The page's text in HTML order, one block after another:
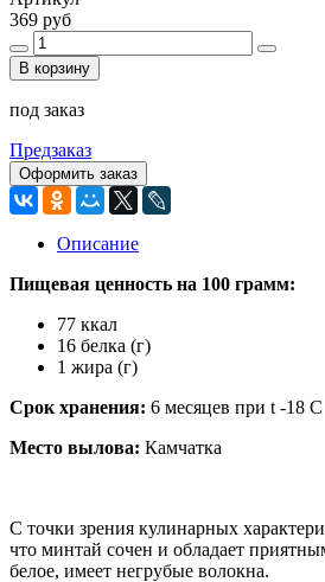
369 руб
В корзину
под заказ
Предзаказ
Оформить заказ
Описание
Пищевая ценность на 100 грамм:
77 ккал
16 белка (г)
1 жира (г)
Срок хранения: 6 месяцев при t -18 С
Место вылова: Камчатка
С точки зрения кулинарных
что минтай сочен и обладает
белое, имеет негрубые волокна.